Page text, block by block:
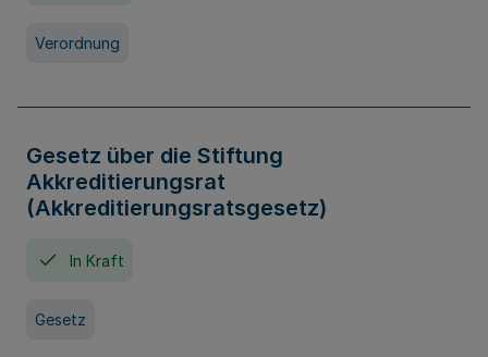
Verordnung
Gesetz über die Stiftung
Akkreditierungsrat
(Akkreditierungsratsgesetz)
In Kraft
Gesetz